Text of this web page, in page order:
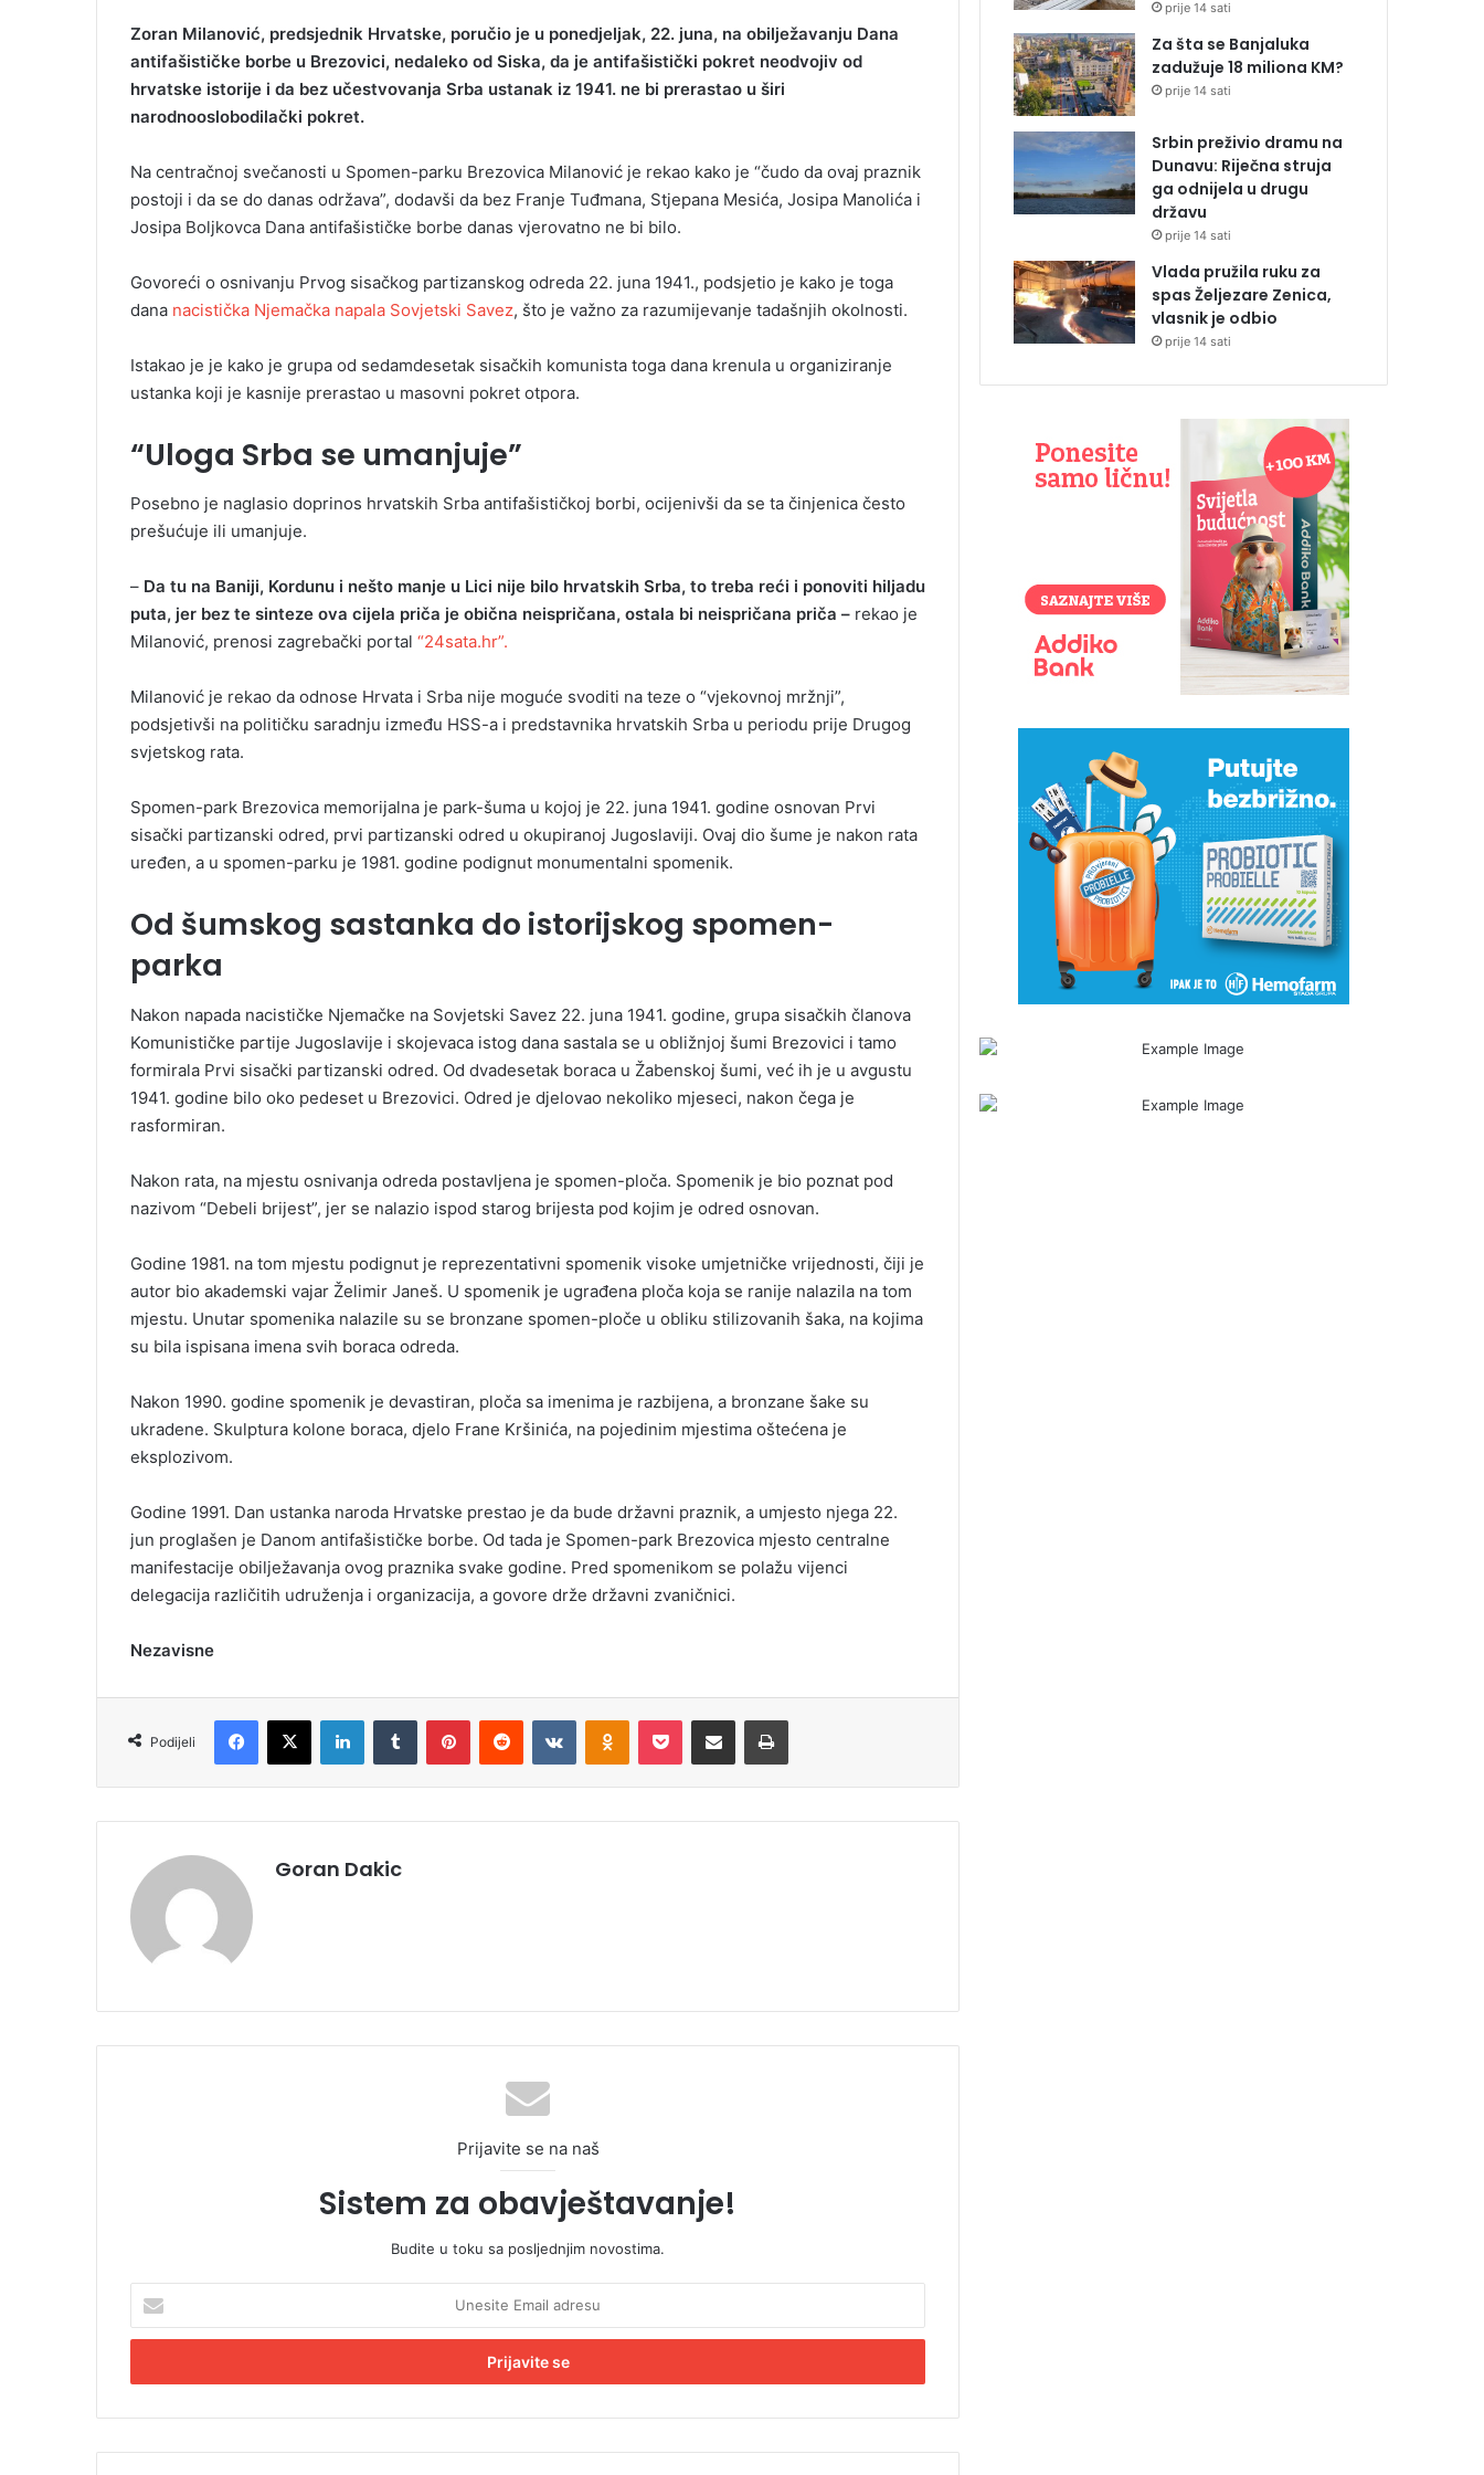
Zoran Milanović, predsjednik Hrvatske, poručio je u ponedjeljak, 22. juna, na obilježavanju Dana
antifašističke borbe u Brezovici, nedaleko od Siska, da je antifašistički pokret neodvojiv od
hrvatske istorije i da bez učestvovanja Srba ustanak iz 1941. ne bi prerastao u širi
narodnooslobodilački pokret.
Na centračnoj svečanosti u Spomen-parku Brezovica Milanović je rekao kako je “čudo da ovaj praznik
postoji i da se do danas održava”, dodavši da bez Franje Tuđmana, Stjepana Mesića, Josipa Manolića i
Josipa Boljkovca Dana antifašističke borbe danas vjerovatno ne bi bilo.
Govoreći o osnivanju Prvog sisačkog partizanskog odreda 22. juna 1941., podsjetio je kako je toga
dana nacistička Njemačka napala Sovjetski Savez, što je važno za razumijevanje tadašnjih okolnosti.
Istakao je je kako je grupa od sedamdesetak sisačkih komunista toga dana krenula u organiziranje
ustanka koji je kasnije prerastao u masovni pokret otpora.
“Uloga Srba se umanjuje”
Posebno je naglasio doprinos hrvatskih Srba antifašističkoj borbi, ocijenivši da se ta činjenica često
prešućuje ili umanjuje.
– Da tu na Baniji, Kordunu i nešto manje u Lici nije bilo hrvatskih Srba, to treba reći i ponoviti hiljadu
puta, jer bez te sinteze ova cijela priča je obična neispričana, ostala bi neispričana priča – rekao je
Milanović, prenosi zagrebački portal “24sata.hr”.
Milanović je rekao da odnose Hrvata i Srba nije moguće svoditi na teze o “vjekovnoj mržnji”,
podsjetivši na političku saradnju između HSS-a i predstavnika hrvatskih Srba u periodu prije Drugog
svjetskog rata.
Spomen-park Brezovica memorijalna je park-šuma u kojoj je 22. juna 1941. godine osnovan Prvi
sisački partizanski odred, prvi partizanski odred u okupiranoj Jugoslaviji. Ovaj dio šume je nakon rata
uređen, a u spomen-parku je 1981. godine podignut monumentalni spomenik.
Od šumskog sastanka do istorijskog spomen-
parka
Nakon napada nacističke Njemačke na Sovjetski Savez 22. juna 1941. godine, grupa sisačkih članova
Komunističke partije Jugoslavije i skojevaca istog dana sastala se u obližnjoj šumi Brezovici i tamo
formirala Prvi sisački partizanski odred. Od dvadesetak boraca u Žabenskoj šumi, već ih je u avgustu
1941. godine bilo oko pedeset u Brezovici. Odred je djelovao nekoliko mjeseci, nakon čega je
rasformiran.
Nakon rata, na mjestu osnivanja odreda postavljena je spomen-ploča. Spomenik je bio poznat pod
nazivom “Debeli brijest”, jer se nalazio ispod starog brijesta pod kojim je odred osnovan.
Godine 1981. na tom mjestu podignut je reprezentativni spomenik visoke umjetničke vrijednosti, čiji je
autor bio akademski vajar Želimir Janeš. U spomenik je ugrađena ploča koja se ranije nalazila na tom
mjestu. Unutar spomenika nalazile su se bronzane spomen-ploče u obliku stilizovanih šaka, na kojima
su bila ispisana imena svih boraca odreda.
Nakon 1990. godine spomenik je devastiran, ploča sa imenima je razbijena, a bronzane šake su
ukradene. Skulptura kolone boraca, djelo Frane Kršinića, na pojedinim mjestima oštećena je
eksplozivom.
Godine 1991. Dan ustanka naroda Hrvatske prestao je da bude državni praznik, a umjesto njega 22.
jun proglašen je Danom antifašističke borbe. Od tada je Spomen-park Brezovica mjesto centralne
manifestacije obilježavanja ovog praznika svake godine. Pred spomenikom se polažu vijenci
delegacija različitih udruženja i organizacija, a govore drže državni zvaničnici.
Nezavisne
Podijeli
Goran Dakic
Prijavite se na naš
Sistem za obavještavanje!
Budite u toku sa posljednjim novostima.
e
i
E
prije 14 sati
Za šta se Banjaluka
zadužuje 18 miliona KM?
prije 14 sati
Srbin preživio dramu na
Dunavu: Riječna struja
ga odnijela u drugu
državu
prije 14 sati
Vlada pružila ruku za
spas Željezare Zenica,
vlasnik je odbio
prije 14 sati